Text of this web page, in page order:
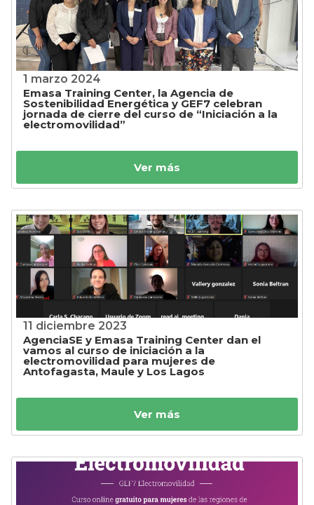
1 marzo 2024
Emasa Training Center, la Agencia de
Sostenibilidad Energética y GEF7 celebran
jornada de cierre del curso de “Iniciación a la
electromovilidad”
Ver más
11 diciembre 2023
AgenciaSE y Emasa Training Center dan el
vamos al curso de iniciación a la
electromovilidad para mujeres de
Antofagasta, Maule y Los Lagos
Ver más